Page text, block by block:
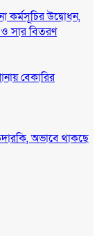
কর্মসূচির উদ্বোধন,
ও সার বিতরণ
বেকারির
অভাবে থাকছে